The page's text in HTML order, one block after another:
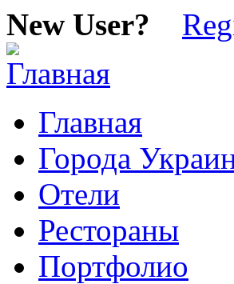
New User?
Главная
Города
Отели
Рестораны
Портфолио